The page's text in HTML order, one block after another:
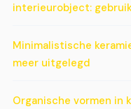
interieurobject:
Minimalistische
meer uitgelegd
Organische vormen in